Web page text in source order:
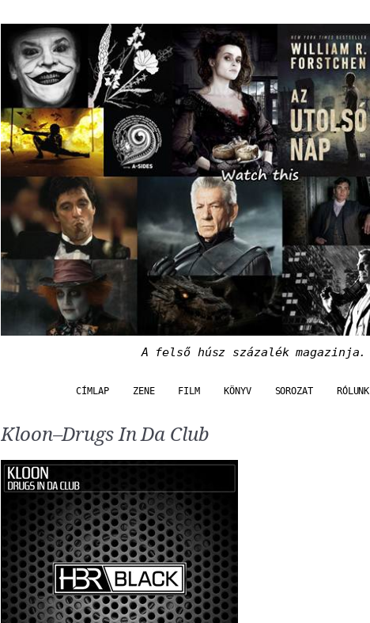
A felső húsz százalék magazinja.
CÍMLAP ZENE FILM KÖNYV SOROZAT RÓLUNK
Kloon–Drugs In Da Club